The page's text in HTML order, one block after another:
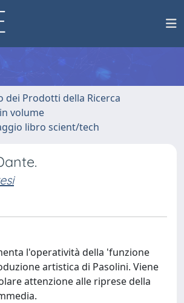
dei Prodotti della Ricerca
volume
libro scient/tech
l'operatività della 'funzione
artistica di Pasolini. Viene
attenzione alle riprese della